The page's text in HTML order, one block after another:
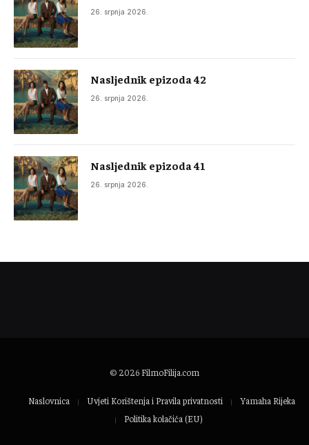
26. srpnja 2026.
Nasljednik epizoda 42
26. srpnja 2026.
Nasljednik epizoda 41
26. srpnja 2026.
© 2026FilmoFilija.com
Naslovnica Uvjeti Korištenja i Pravila privatnosti
Yamaha Rijeka
Politika kolačića (EU)